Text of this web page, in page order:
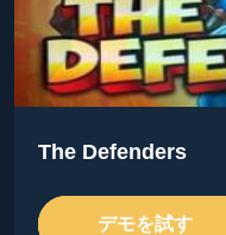
The Defenders
デモを試す